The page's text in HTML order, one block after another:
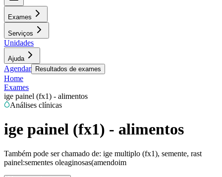
Exames
Serviços
Unidades
Ajuda
Agendar Resultados de exames
Home
Exames
ige painel (fx1) - alimentos
Análises clínicas
ige painel (fx1) - alimentos
Também pode ser chamado de: ige multiplo (fx1), semente, rast
painel:sementes oleaginosas(amendoim